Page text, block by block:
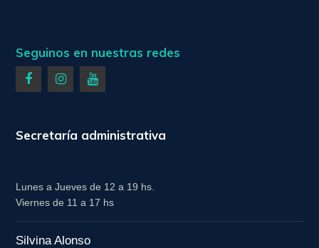
Seguinos en nuestras redes
Secretaría administrativa
Lunes a Jueves de 12 a 19 hs.
Viernes de 11 a 17 hs
Silvina Alonso